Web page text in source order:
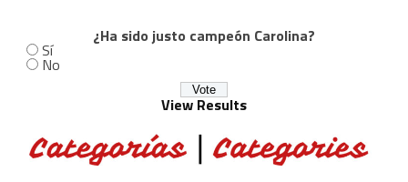
¿Ha sido justo campeón Carolina?
Sí
No
View Results